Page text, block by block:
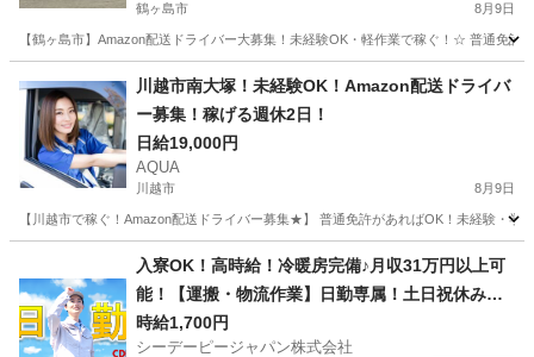
鶴ヶ島市 8月9日
【鶴ヶ島市】Amazon配送ドライバー大募集！未経験OK・軽作業で稼ぐ！☆ 普通免
ドライバー Amazon
川越市南大塚！未経験OK！Amazon配送ドライバ
ー募集！稼げる週休2日！
日給19,000円
AQUA
川越市 8月9日
【川越市で稼ぐ！Amazon配送ドライバー募集★】 普通免許があればOK！未経験・
ドライバー Amazon
入寮OK！高時給！冷暖房完備♪月収31万円以上可
能！【運搬・物流作業】日勤専属！土日祝休み！
自動車通勤OK！無料送迎バスあり！
時給1,700円
シーデーピージャパン株式会社